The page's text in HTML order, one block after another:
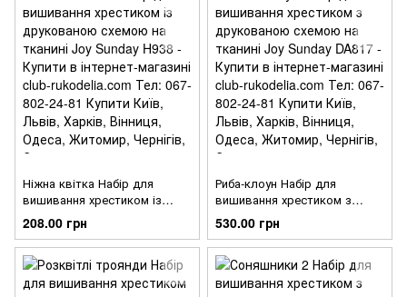
Ніжна квітка Набір для
вишивання хрестиком із
друкованою схемою на
тканині Joy Sunday H938
208.00 грн
Риба-клоун Набір для
вишивання хрестиком з
друкованою схемою на
тканині Joy Sunday DA817
530.00 грн